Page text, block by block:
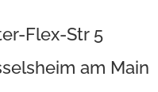
Flex-Str 5
am Main